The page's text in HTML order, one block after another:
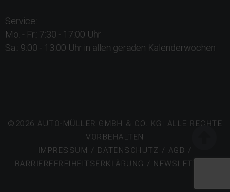
Service:
Mo. - Fr.: 7:30 - 17:00 Uhr
Sa.: 9:00 - 13:00 Uhr in allen geraden Kalenderwochen
©2026 AUTO-MÜLLER GMBH & CO. KG| ALLE RECHTE
VORBEHALTEN
IMPRESSUM / DATENSCHUTZ / AGB /
BARRIEREFREIHEITSERKLÄRUNG / NEWSLETTER /